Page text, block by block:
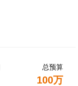
总预算
100万